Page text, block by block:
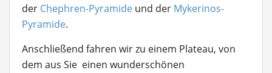
der Chephren-Pyramide und der Mykerinos-
Pyramide.
Anschließend fahren wir zu einem Plateau, von
dem aus Sie einen wunderschönen